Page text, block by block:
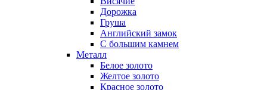
Дорожка
Груша
Английский замок
С большим камнем
Металл
Белое золото
Желтое золото
Красное золото